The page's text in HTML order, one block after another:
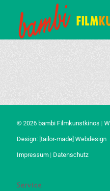
© 2026 bambi Filmkunstkinos |
Design: [tailor-made] Webdesign
Impressum| Datenschutz
Service